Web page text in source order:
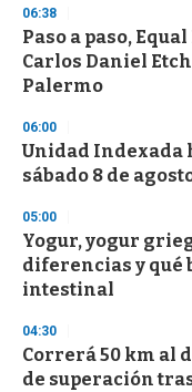
s
e
c
o
n
06:38
Paso a paso,
Carlos Daniel
Palermo
06:00
Unidad Indexada
sábado 8 de
05:00
Yogur, yogur
diferencias y qué
intestinal
04:30
Correrá 50 km al
de superación